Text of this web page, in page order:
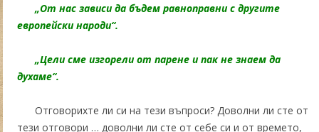
„От нас зависи да бъдем равноправни с другите
европейски народи“.
„Цели сме изгорели от парене и пак не знаем да
духаме“.
Отговорихте ли си на тези въпроси? Доволни ли сте от
тези отговори … доволни ли сте от себе си и от времето,